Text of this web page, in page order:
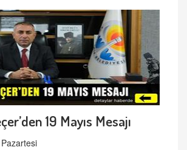
19 Mayıs Mesajı